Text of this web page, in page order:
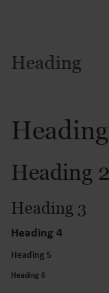
Heading
Heading
Heading 2
Heading 3
Heading 4
Heading 5
Heading 6